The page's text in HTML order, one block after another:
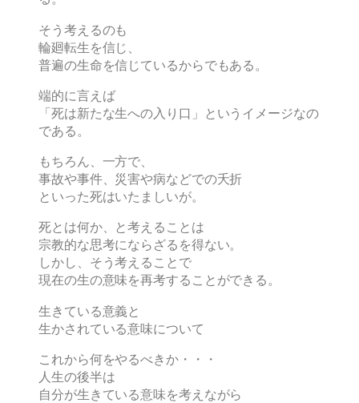
そう考えるのも
輪廻転生を信じ、
普遍の生命を信じているからでもある。
端的に言えば
「死は新たな生への入り口」というイメージなの
である。
もちろん、一方で、
事故や事件、災害や病などでの夭折
といった死はいたましいが。
死とは何か、と考えることは
宗教的な思考にならざるを得ない。
しかし、そう考えることで
現在の生の意味を再考することができる。
生きている意義と
生かされている意味について
これから何をやるべきか・・・
人生の後半は
自分が生きている意味を考えながら